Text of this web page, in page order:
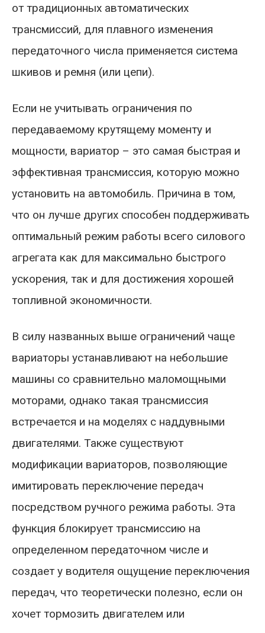
от традиционных автоматических
трансмиссий, для плавного изменения
передаточного числа применяется система
шкивов и ремня (или цепи).
Если не учитывать ограничения по
передаваемому крутящему моменту и
мощности, вариатор – это самая быстрая и
эффективная трансмиссия, которую можно
установить на автомобиль. Причина в том,
что он лучше других способен поддерживать
оптимальный режим работы всего силового
агрегата как для максимально быстрого
ускорения, так и для достижения хорошей
топливной экономичности.
В силу названных выше ограничений чаще
вариаторы устанавливают на небольшие
машины со сравнительно маломощными
моторами, однако такая трансмиссия
встречается и на моделях с наддувными
двигателями. Также существуют
модификации вариаторов, позволяющие
имитировать переключение передач
посредством ручного режима работы. Эта
функция блокирует трансмиссию на
определенном передаточном числе и
создает у водителя ощущение переключения
передач, что теоретически полезно, если он
хочет тормозить двигателем или